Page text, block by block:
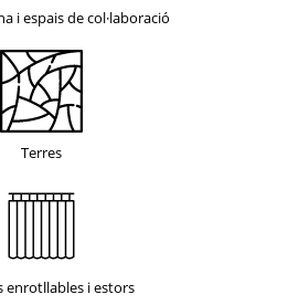
i espais de col·laboració
Terres
enrotllables i estors